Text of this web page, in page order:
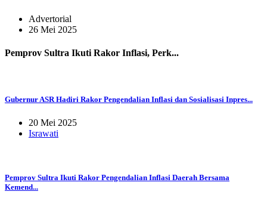
Advertorial
26 Mei 2025
Pemprov Sultra Ikuti Rakor Inflasi, Perk...
Gubernur ASR Hadiri Rakor Pengendalian Inflasi dan Sosialisasi Inpres...
20 Mei 2025
Israwati
Pemprov Sultra Ikuti Rakor Pengendalian Inflasi Daerah Bersama
Kemend...